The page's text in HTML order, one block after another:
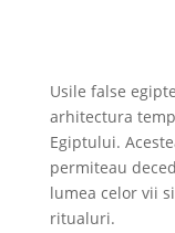
Usile false
arhitectura
Egiptului.
permiteau
lumea celor vii
ritualuri.